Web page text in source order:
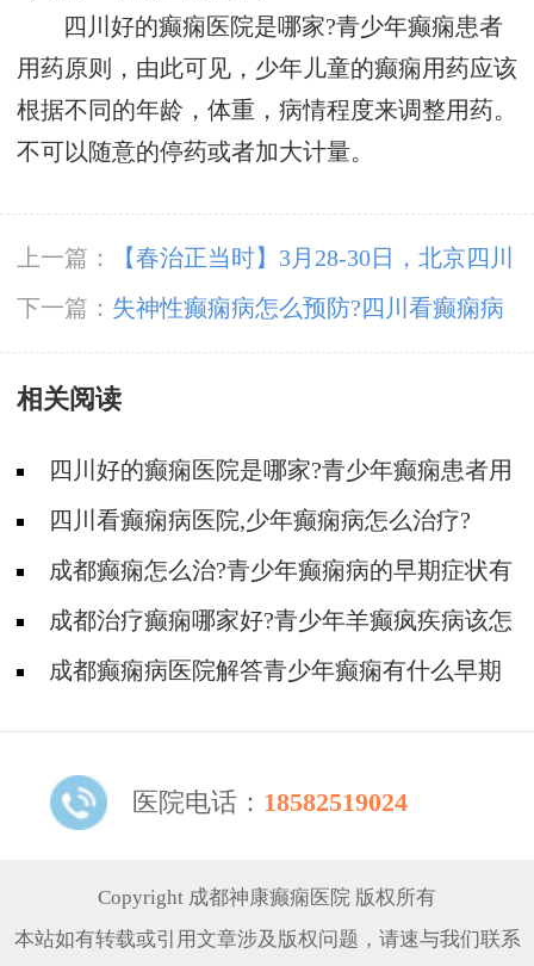
四川好的癫痫医院是哪家?青少年癫痫患者
用药原则，由此可见，少年儿童的癫痫用药应该
根据不同的年龄，体重，病情程度来调整用药。
不可以随意的停药或者加大计量。
上一篇：
【春治正当时】‌3月28-30日，北京四川
专家免费会诊，助力癫痫患者抓住春季治疗黄金
期
下一篇： 失神性癫痫病怎么预防?四川看癫痫病
好医院回答!
相关阅读
四川好的癫痫医院是哪家?青少年癫痫患者用
药原则四川看癫痫病医院,少年癫痫病怎么治疗?
成都癫痫怎么治?青少年癫痫病的早期症状有
哪些?成都治疗癫痫哪家好?青少年羊癫疯疾病该怎
样护理?
成都癫痫病医院解答青少年癫痫有什么早期
医院电话： 18582519024
Copyright 成都神康癫痫医院 版权所有
本站如有转载或引用文章涉及版权问题，请速与我们联系